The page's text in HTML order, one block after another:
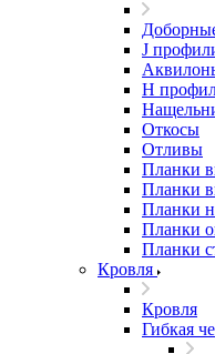
J
Н
Откосы
Отливы
Планки
Планки
Планки
Планки
Планки
Кровля
Кровля
Гибкая